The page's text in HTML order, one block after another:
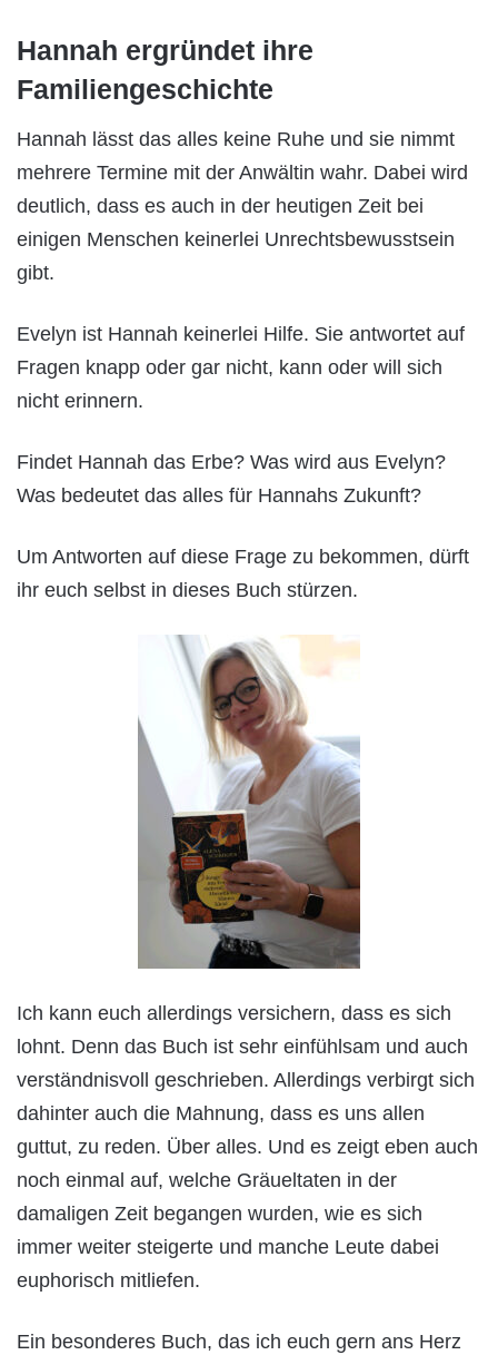
Hannah ergründet ihre
Familiengeschichte
Hannah lässt das alles keine Ruhe und sie nimmt
mehrere Termine mit der Anwältin wahr. Dabei wird
deutlich, dass es auch in der heutigen Zeit bei
einigen Menschen keinerlei Unrechtsbewusstsein
gibt.
Evelyn ist Hannah keinerlei Hilfe. Sie antwortet auf
Fragen knapp oder gar nicht, kann oder will sich
nicht erinnern.
Findet Hannah das Erbe? Was wird aus Evelyn?
Was bedeutet das alles für Hannahs Zukunft?
Um Antworten auf diese Frage zu bekommen, dürft
ihr euch selbst in dieses Buch stürzen.
Ich kann euch allerdings versichern, dass es sich
lohnt. Denn das Buch ist sehr einfühlsam und auch
verständnisvoll geschrieben. Allerdings verbirgt sich
dahinter auch die Mahnung, dass es uns allen
guttut, zu reden. Über alles. Und es zeigt eben auch
noch einmal auf, welche Gräueltaten in der
damaligen Zeit begangen wurden, wie es sich
immer weiter steigerte und manche Leute dabei
euphorisch mitliefen.
Ein besonderes Buch, das ich euch gern ans Herz